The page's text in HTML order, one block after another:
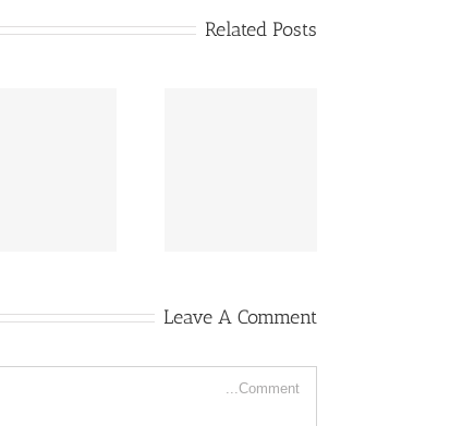
Related Posts
Leave A Comment